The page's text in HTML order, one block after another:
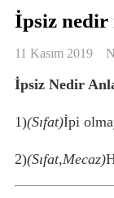
İpsiz nedir
11 Kasım 2019
İpsiz Nedir
1)(Sıfat)İpi
2)(Sıfat,Mecaz)